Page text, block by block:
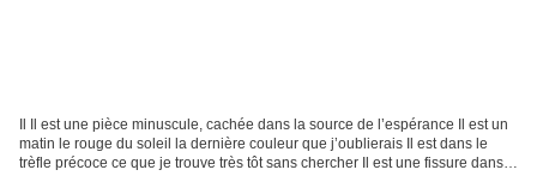
Il Il est une pièce minuscule, cachée dans la source de l’espérance Il est un
matin le rouge du soleil la dernière couleur que j’oublierais Il est dans le
trèfle précoce ce que je trouve très tôt sans chercher Il est une fissure dans